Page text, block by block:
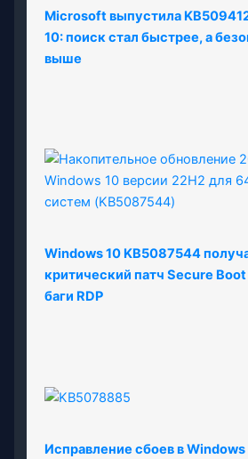
Microsoft выпустила
10: поиск стал быстрее, а
выше
Windows 10 KB5087544
критический патч Secure
баги RDP
Исправление сбоев в